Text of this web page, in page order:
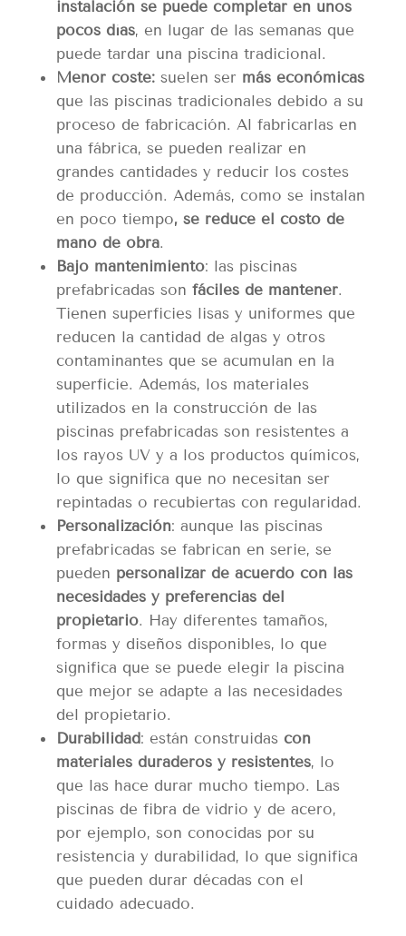
instalación se puede completar en unos
pocos días, en lugar de las semanas que
puede tardar una piscina tradicional.
Menor coste:suelen ser más económicas
que las piscinas tradicionales debido a su
proceso de fabricación. Al fabricarlas en
una fábrica, se pueden realizar en
grandes cantidades y reducir los costes
de producción. Además, como se instalan
en poco tiempo, se reduce el costo de
mano de obra.
Bajo mantenimiento: las piscinas
prefabricadas son fáciles de mantener.
Tienen superficies lisas y uniformes que
reducen la cantidad de algas y otros
contaminantes que se acumulan en la
superficie. Además, los materiales
utilizados en la construcción de las
piscinas prefabricadas son resistentes a
los rayos UV y a los productos químicos,
lo que significa que no necesitan ser
repintadas o recubiertas con regularidad.
Personalización: aunque las piscinas
prefabricadas se fabrican en serie, se
pueden personalizar de acuerdo con las
necesidades y preferencias del
propietario. Hay diferentes tamaños,
formas y diseños disponibles, lo que
significa que se puede elegir la piscina
que mejor se adapte a las necesidades
del propietario.
Durabilidad: están construidas con
materiales duraderos y resistentes, lo
que las hace durar mucho tiempo. Las
piscinas de fibra de vidrio y de acero,
por ejemplo, son conocidas por su
resistencia y durabilidad, lo que significa
que pueden durar décadas con el
cuidado adecuado.